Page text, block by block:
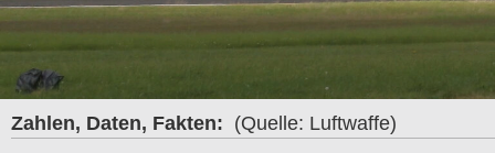
Zahlen, Daten, Fakten: (Quelle: Luftwaffe)